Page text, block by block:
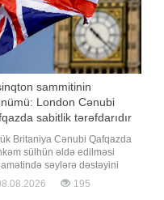
sammitinin
London Cənubi
sabitlik tərəfdarıdır
Britaniya Cənubi Qafqazda
sülhün əldə edilməsi
səylərə dəstəyini
xəbər verir ki, bu
Böyük Britaniyanın
195